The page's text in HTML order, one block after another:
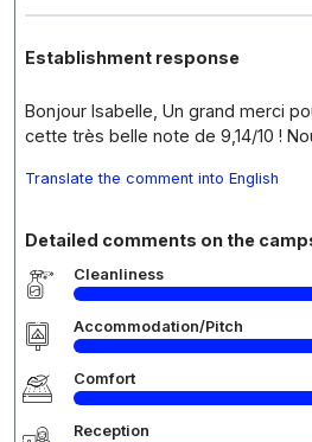
Establishment response
Bonjour Isabelle, Un grand merci
cette très belle note de 9,14/10 !
Translate the comment into English
Detailed comments on the
Cleanliness
Accommodation/Pitch
Comfort
Reception